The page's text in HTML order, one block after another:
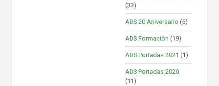
(33)
ADS 20 Aniversario (5)
ADS Formación (19)
ADS Portadas 2021 (1)
ADS Portadas 2020
(11)